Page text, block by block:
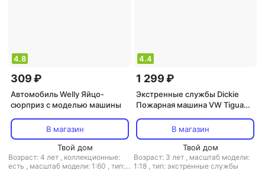
4.8
309 ₽
Автомобиль Welly Яйцо-
сюрприз с моделью машины
В магазин
Твой дом
Возраст: 4 лет , коллекционные:
есть , масштаб модели: 1:60 , тип:
4.4
1 299 ₽
Экстренные службы Dickie
Пожарная машина VW Tiguan
В магазин
Твой дом
Возраст: 3 лет , масштаб модели:
1:18 , тип: экстренные службы